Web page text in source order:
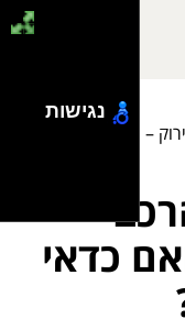
– והאם כדאי
כדאי
נגישות